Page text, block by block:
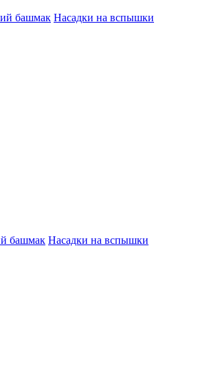
башмак Насадки на вспышки
башмак Насадки на вспышки